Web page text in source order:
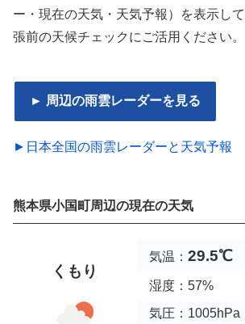
ー・現在の天気・天気予報）を表示し
張前の天候チェックにご活用ください。
► 周辺の雨雲レーダーを見る
►日本全国の雨雲レーダーと天気予報
熊本県小国町周辺の現在の天気
くもり
気温： 29.5℃
湿度：57%
気圧：1005hPa